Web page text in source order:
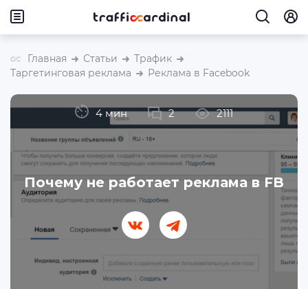
Главная Статьи
Трафик
Таргетинговая реклама
Реклама в Facebook
Почему не работает реклама в FB
4 мин 2 2111